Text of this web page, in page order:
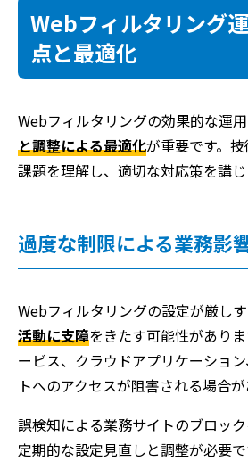
Webフィルタリング
点と最適化
Webフィルタリングの効果的な運用
と調整による最適化が重要です。
課題を理解し、適切な対応策を講じ
過度な制限による業務影
Webフィルタリングの設定が厳しす
活動に支障をきたす可能性があり
ービス、クラウドアプリケーショ
トへのアクセスが阻害される場合が
誤検知による業務サイトのブロック
定期的な設定見直しと調整が必要